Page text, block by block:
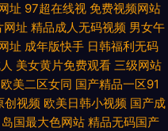
址 97超在线视 免费视频网站
网址 精品成人无码视频 男女午
址 成年版快手 日韩福利无码
美女黄片免费观看 三级网站
欧美二区女同 国产精品一区91
创视频 欧美日韩小视频 国产成
岛国最大色网站 精品无码国产